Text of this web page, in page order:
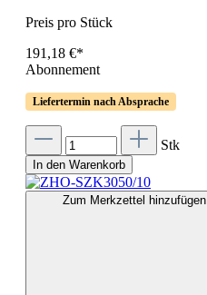
Preis pro Stück
191,18 €*
Abonnement
Liefertermin nach Absprache
Stk
In den Warenkorb
Zum Merkzettel hinzufügen